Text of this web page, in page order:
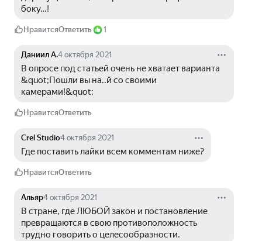
боку…!
НравитсяОтветить 1
Даниил А.4 октября 2021
В опросе под статьей очень не хватает варианта
&quot;Пошли вы на..й со своими
камерами!&quot;
НравитсяОтветить
Crel Studio4 октября 2021
Где поставить лайки всем комментам ниже?
НравитсяОтветить
Альяр4 октября 2021
В стране, где ЛЮБОЙ закон и постановление
превращаются в свою противоположность
трудно говорить о целесообразности.